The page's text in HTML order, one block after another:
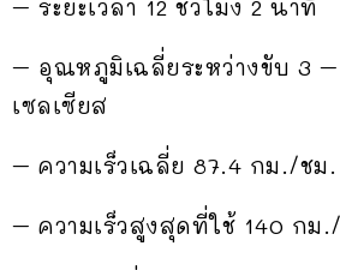
– ระยะเวลา 12 ชั่วโมง 2 นาที
– อุณหภูมิเฉลี่ยระหว่างขับ 3 –
เซลเซียส
– ความเร็วเฉลี่ย 87.4 กม./ชม.
– ความเร็วสูงสุดที่ใช้ 140 กม